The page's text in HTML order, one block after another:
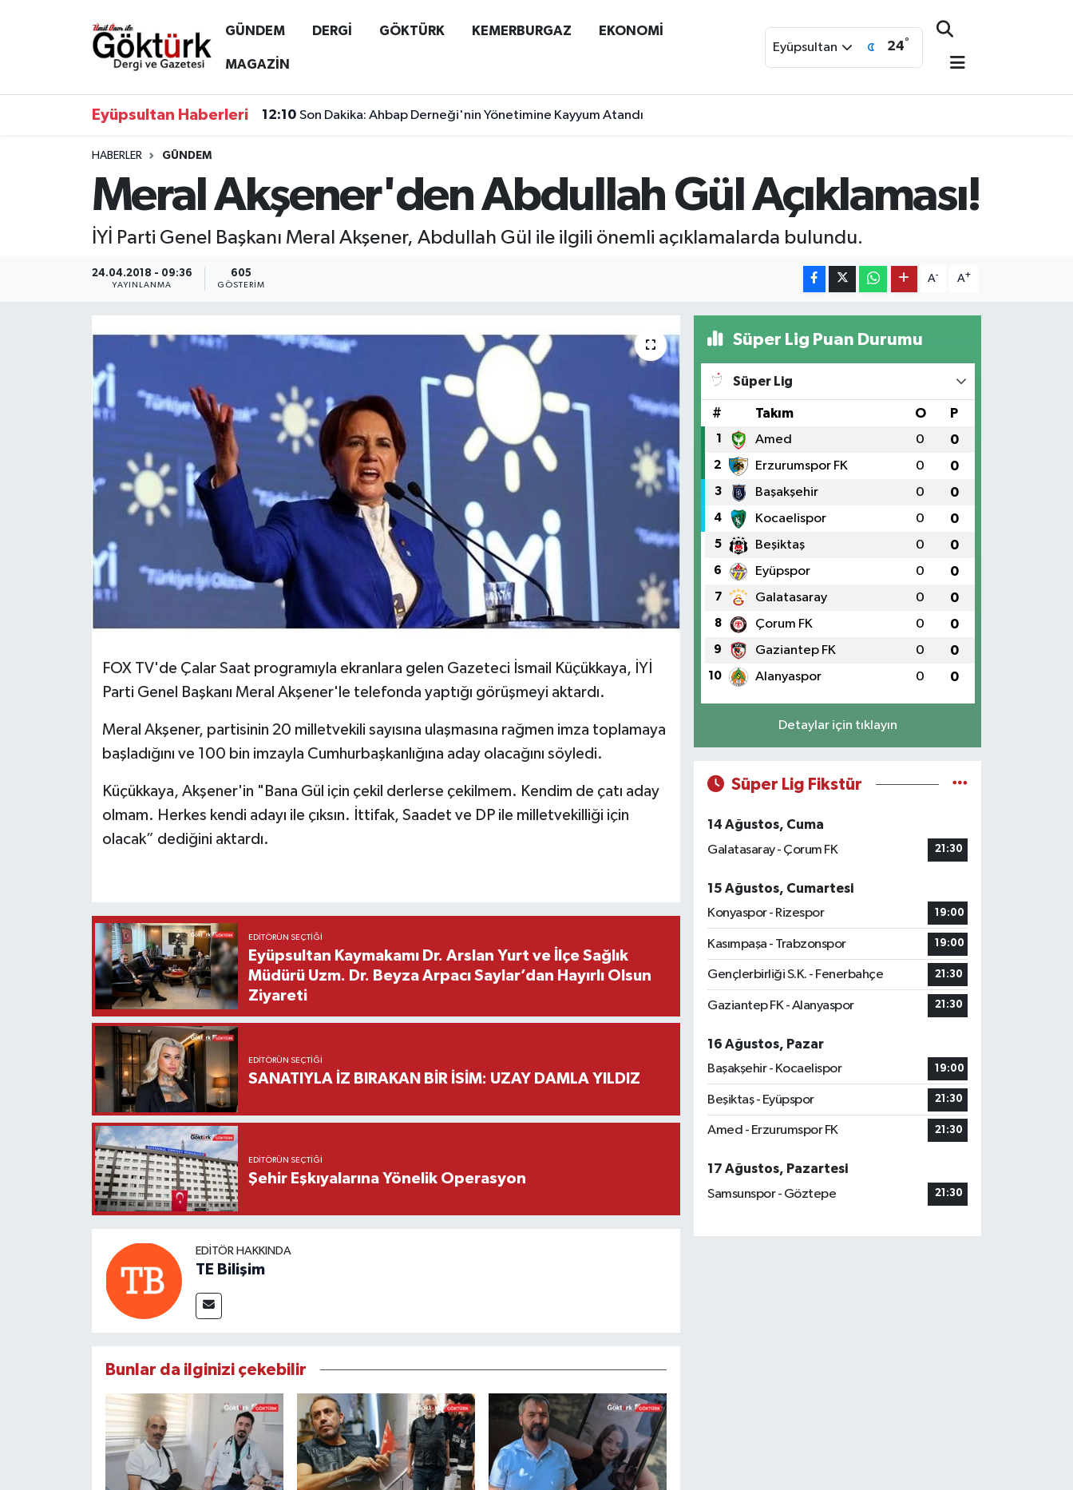
GÜNDEM DERGİ GÖKTÜRK KEMERBURGAZ EKONOMİ
MAGAZİN
Eyüpsultan 24°
Eyüpsultan Haberleri 12:10 Son Dakika: Ahbap Derneği'nin Yönetimine Kayyum Atandı
HABERLER GÜNDEM
Meral Akşener'den Abdullah Gül Açıklaması!
İYİ Parti Genel Başkanı Meral Akşener, Abdullah Gül ile ilgili önemli açıklamalarda bulundu.
24.04.2018 - 09:36
YAYINLANMA
605
GÖSTERIM
A- A+
FOX TV'de Çalar Saat programıyla ekranlara gelen Gazeteci İsmail Küçükkaya, İYİ
Parti Genel Başkanı Meral Akşener'le telefonda yaptığı görüşmeyi aktardı.
Meral Akşener, partisinin 20 milletvekili sayısına ulaşmasına rağmen imza toplamaya
başladığını ve 100 bin imzayla Cumhurbaşkanlığına aday olacağını söyledi.
Küçükkaya, Akşener'in "Bana Gül için çekil derlerse çekilmem. Kendim de çatı aday
olmam. Herkes kendi adayı ile çıksın. İttifak, Saadet ve DP ile milletvekilliği için
olacak” dediğini aktardı.
EDITÖRÜN SEÇTIĞI
Eyüpsultan Kaymakamı Dr. Arslan Yurt ve İlçe Sağlık
Müdürü Uzm. Dr. Beyza Arpacı Saylar’dan Hayırlı Olsun
Ziyareti
EDITÖRÜN SEÇTIĞI
SANATIYLA İZ BIRAKAN BİR İSİM: UZAY DAMLA YILDIZ
EDITÖRÜN SEÇTIĞI
Şehir Eşkıyalarına Yönelik Operasyon
EDITÖR HAKKINDA
TE Bilişim
Bunlar da ilginizi çekebilir
Süper Lig Puan Durumu
Süper Lig
# Takım O P
1 Amed 0 0
2 Erzurumspor FK 0 0
3 Başakşehir 0 0
4 Kocaelispor 0 0
5 Beşiktaş 0 0
6 Eyüpspor 0 0
7 Galatasaray 0 0
8 Çorum FK 0 0
9 Gaziantep FK 0 0
10 Alanyaspor 0 0
Detaylar için tıklayın
Süper Lig Fikstür
14 Ağustos, Cuma
Galatasaray - Çorum FK
21:30
15 Ağustos, Cumartesi
Konyaspor - Rizespor
19:00
Kasımpaşa - Trabzonspor 19:00
Gençlerbirliği S.K. - Fenerbahçe 21:30
Gaziantep FK - Alanyaspor 21:30
16 Ağustos, Pazar
Başakşehir - Kocaelispor
19:00
Beşiktaş - Eyüpspor 21:30
Amed - Erzurumspor FK 21:30
17 Ağustos, Pazartesi
Samsunspor - Göztepe
21:30
Anne Çocuk
KEMERBURGAZ
KÜLTÜR - SANAT
TEKNOLOJİ
Eyüpsultan Hava Durumu
Tüm Manşetler
Son Dakika Haberleri